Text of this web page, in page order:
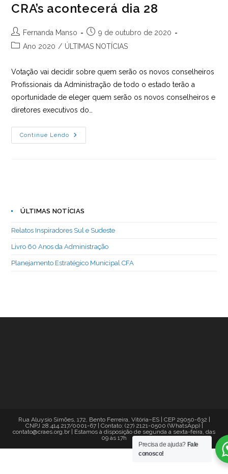
CRA’s acontecerá dia 28
Autor
do
Fernanda Manso
Post
publicado:
9 de outubro de 2020
Categoria
Ano 2020 / ÚLTIMAS NOTÍCIAS
Votação vai decidir sobre quem serão os novos conselheiros
Profissionais da Administração de todo o estado terão a
oportunidade de eleger quem serão os novos conselheiros e
diretores executivos do…
Continue Lendo
Eleições
2020
ÚLTIMAS NOTÍCIAS
Relatos Inspiradores Sul e Sudeste
Livro 60 Anos da Administração
Planejamento Estratégico Municipal CFA
Rua Aluysio Simões, 172, Bento Ferreira, Vitória–ES | CEP 29050-632 |
CNPJ 28.414.217/0001-67 | Contato: (27) 2121-0500 (WhatsApp) |
contato@craes.org.br | Estamos à disposição de segunda a sexta-feira, das
09 às 17h
Precisa de ajuda? Fale
conosco!